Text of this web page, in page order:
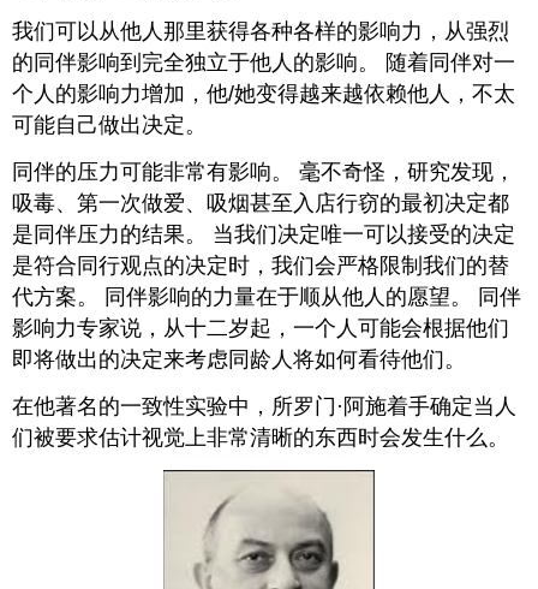
我们可以从他人那里获得各种各样的影响力，从强烈
的同伴影响到完全独立于他人的影响。 随着同伴对一
个人的影响力增加，他/她变得越来越依赖他人，不太
可能自己做出决定。
同伴的压力可能非常有影响。 毫不奇怪，研究发现，
吸毒、第一次做爱、吸烟甚至入店行窃的最初决定都
是同伴压力的结果。 当我们决定唯一可以接受的决定
是符合同行观点的决定时，我们会严格限制我们的替
代方案。 同伴影响的力量在于顺从他人的愿望。 同伴
影响力专家说，从十二岁起，一个人可能会根据他们
即将做出的决定来考虑同龄人将如何看待他们。
在他著名的一致性实验中，所罗门·阿施着手确定当人
们被要求估计视觉上非常清晰的东西时会发生什么。